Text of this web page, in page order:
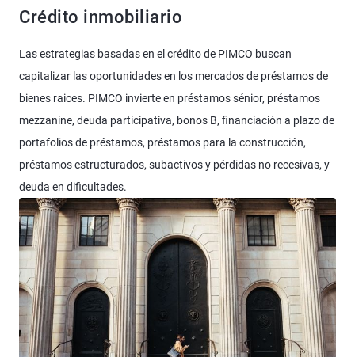
Crédito inmobiliario
Las estrategias basadas en el crédito de PIMCO buscan
capitalizar las oportunidades en los mercados de préstamos de
bienes raices. PIMCO invierte en préstamos sénior, préstamos
mezzanine, deuda participativa, bonos B, financiación a plazo de
portafolios de préstamos, préstamos para la construcción,
préstamos estructurados, subactivos y pérdidas no recesivas, y
deuda en dificultades.